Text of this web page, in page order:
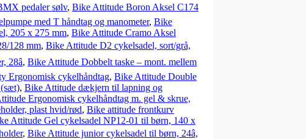
pedaler sølv, Bike Attitude Boron Aksel C174
med T håndtag og manometer, Bike
205 x 275 mm, Bike Attitude Cramo Aksel
128 mm, Bike Attitude D2 cykelsadel, sort/grå,
, Bike Attitude Dobbelt taske – mont. mellem
Ergonomisk cykelhåndtag, Bike Attitude Double
, Bike Attitude dækjern til lapning og
Ergonomisk cykelhåndtag m. gel & skrue,
plast hvid/rød, Bike attitude frontkurv
Attitude Gel cykelsadel NP12-01 til børn, 140 x
, Bike Attitude junior cykelsadel til børn, 24â,